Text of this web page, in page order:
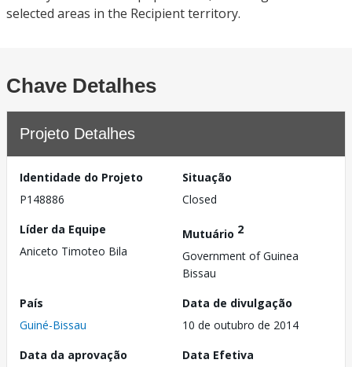
selected areas in the Recipient territory.
Chave Detalhes
Projeto Detalhes
Identidade do Projeto
P148886
Situação
Closed
Líder da Equipe
Aniceto Timoteo Bila
Mutuário 2
Government of Guinea
Bissau
País
Guiné-Bissau
Data de divulgação
10 de outubro de 2014
Data da aprovação
Data Efetiva